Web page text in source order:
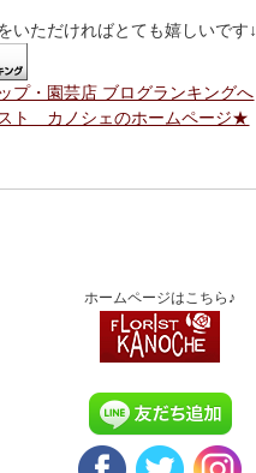
いただければとても嬉しいです↓
プ・園芸店 ブログランキングへ
ト カノシェのホームページ★
ホームページはこちら♪